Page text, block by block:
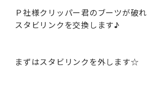
Ｐ社様クリッパー君のブーツが破
スタビリンクを交換します♪
まずはスタビリンクを外します☆